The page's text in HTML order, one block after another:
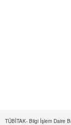
TÜBİTAK- Bilgi İşlem Daire